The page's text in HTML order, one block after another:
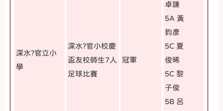
深水?官立小
學
深水?官小校慶
盃友校師生7人
足球比賽
冠軍
卓謙
5A 黃
鈞彥
5C 夏
俊晞
5C 黎
子俊
5B 呂